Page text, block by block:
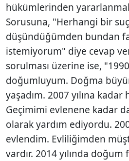
hükümlerinden
Sorusuna, "Herhangi bir
düşündüğümden bundan
istemiyorum" diye cevap
sorulması üzerine ise,
doğumluyum. Doğma
yaşadım. 2007 yılına kadar
Geçimimi evlenene kadar
olarak yardım ediyordu.
evlendim. Evliliğimden
vardır. 2014 yılında doğum